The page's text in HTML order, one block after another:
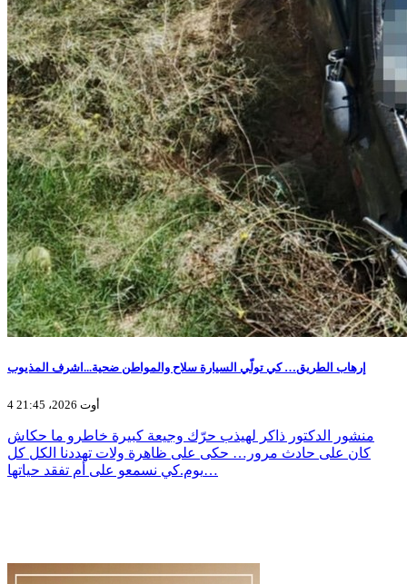
إرهاب الطريق… كي تولّي السيارة سلاح والمواطن ضحية...اشرف المذيوب
4 أوت 2026، 21:45
منشور الدكتور ذاكر لهيذب حرّك وجيعة كبيرة خاطرو ما حكاش
كان على حادث مرور… حكى على ظاهرة ولات تهددنا الكل كل
يوم.كي نسمعو على أم تفقد حياتها…